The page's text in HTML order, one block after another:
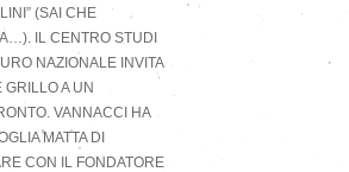
(SAI CHE
IL CENTRO STUDI
NAZIONALE INVITA
GRILLO A UN
VANNACCI HA
MATTA DI
CON IL FONDATORE